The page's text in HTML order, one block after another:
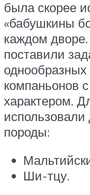
была скорее
«бабушкины
каждом
поставили
компаньонов
характером.
породы:
Ши-тцу.